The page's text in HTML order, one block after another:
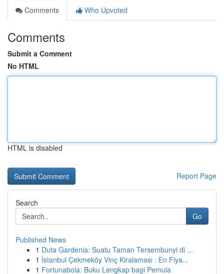
Comments
Who Upvoted
Comments
Submit a Comment
No HTML
HTML is disabled
Report Page
Search
Go
Published News
1 Duta Gardenia: Suatu Taman Tersembunyi di ...
1 İstanbul Çekmeköy Vinç Kiralaması : En Fiya...
1 Fortunabola: Buku Lengkap bagi Pemula